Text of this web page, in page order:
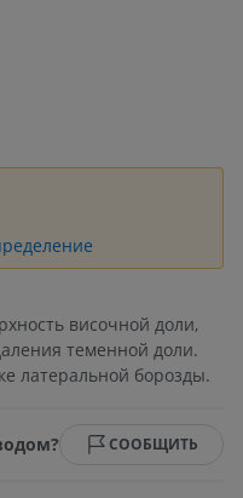
височной доли,
теменной доли.
латеральной борозды.
СООБЩИТЬ